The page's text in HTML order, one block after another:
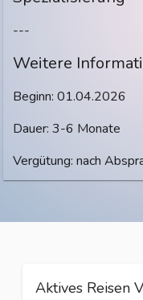
---
Weitere
Beginn: 01.04.2026
Dauer: 3-6 Monate
Vergütung: nach
Aktives Reisen